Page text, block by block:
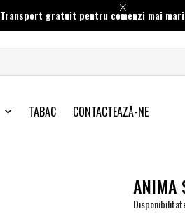
Transport gratuit pentru comenzi mai mari
TABAC CONTACTEAZĂ-NE
ANIMA